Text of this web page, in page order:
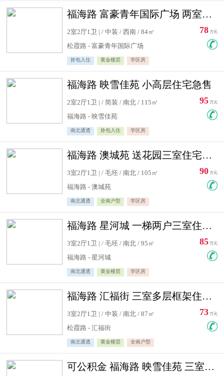
福海路 富豪青年国际广场 两室住宅急售
2室2厅1卫 | / 中装 / 西南 / 84㎡
松霞路 - 富豪青年国际广场
拎包入住 黄金楼层 学区房
78 万元
福海路 映雪佳苑 小高层住宅急售
2室2厅1卫 | / 简装 / 南北 / 115㎡
福海路 - 映雪佳苑
南北通透 拎包入住 学区房
95 万元
福海路 澳城苑 送花园三室住宅急售
3室2厅1卫 | / 毛坯 / 南北 / 105㎡
福海路 - 澳城苑
南北通透 全南户型 学区房
90 万元
福海路 星河城 一梯两户三室住宅急售
3室2厅1卫 | / 毛坯 / 南北 / 95㎡
福海路 - 星河城
南北通透 黄金楼层 学区房
85 万元
福海路 汇福街 三室多层框架住宅急售
3室2厅1卫 | / 中装 / 南北 / 87㎡
松霞路 - 汇福街
南北通透 黄金楼层 全南户型
73 万元
可公积金 福海路 映雪佳苑 三室住宅急售送小棚